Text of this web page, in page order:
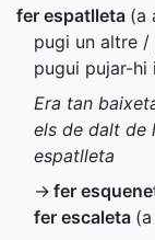
fer espatlleta (a
pugi un altre
pugui pujar-hi
Era tan
els de dalt de
espatlleta
→ fer
fer escaleta